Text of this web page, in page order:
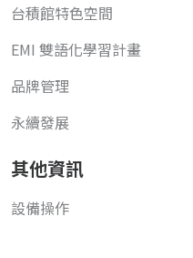
台積館特色空間
EMI 雙語化學習計畫
品牌管理
永續發展
其他資訊
設備操作